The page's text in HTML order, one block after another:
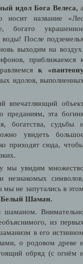
идол Бога Велеса,
носит название
богато
После
выходим на
приближаемся
к
идолов,
впечатляющий
преданиям, эта
богатства, судьбы
увидеть
приходят сюда,
мы увидим
незнакомых
не запутались в
Белый Шаман.
шаманом.
из
в его
о родовом древе
обряд (с огнём